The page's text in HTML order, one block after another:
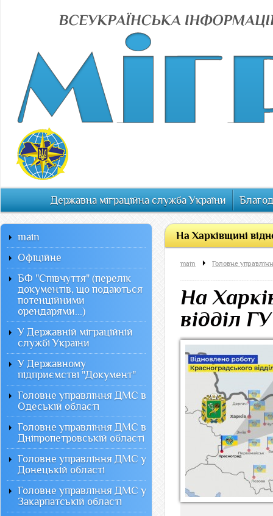
Державна міграційна служба України
На Харківщині
main Головне
На
відділ
main
Офiцiйне
БФ "Співчуття" (перелік
документів, що подаються
потенційними
орендарями...)
У Державній міграційній
службі України
У Державному
підприємстві "Документ"
Головне управління ДМС в
Одеській області
Головне управління ДМС в
Дніпропетровській області
Головне управління ДМС у
Донецькій області
Головне управління ДМС у
Закарпатській області